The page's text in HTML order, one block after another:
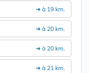
➔ à 19 km.
➔ à 20 km.
➔ à 20 km.
➔ à 21 km.